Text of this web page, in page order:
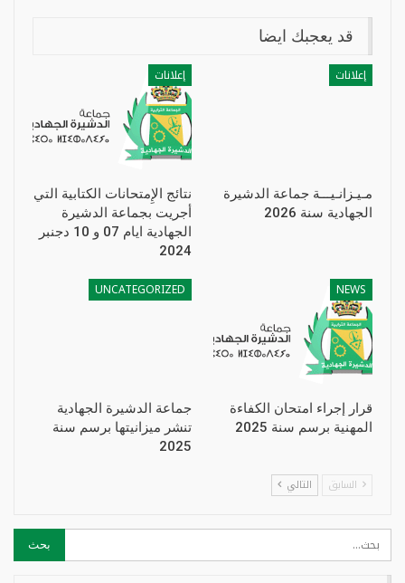
قد يعجبك ايضا
إعلانات
مـيـزانـيـــة جماعة الدشيرة
الجهادية سنة 2026
إعلانات
نتائج الإِمتحانات الكتابية التي
أجريت بجماعة الدشيرة
الجهادية ايام 07 و 10 دجنبر
2024
NEWS
قرار إجراء امتحان الكفاءة
المهنية برسم سنة 2025
UNCATEGORIZED
جماعة الدشيرة الجهادية
تنشر ميزانيتها برسم سنة
2025
السابق التالي